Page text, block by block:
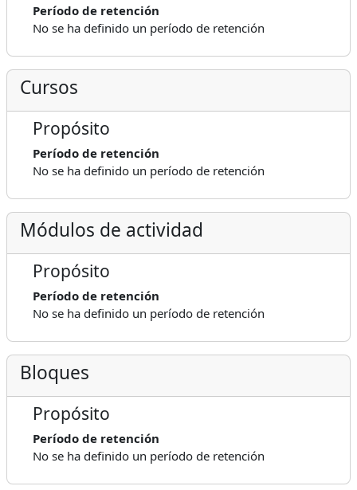
Período de retención
No se ha definido un período de retención
Cursos
Propósito
Período de retención
No se ha definido un período de retención
Módulos de actividad
Propósito
Período de retención
No se ha definido un período de retención
Bloques
Propósito
Período de retención
No se ha definido un período de retención